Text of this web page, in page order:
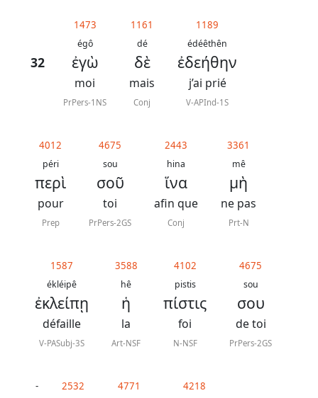
32
1473
égô
ἐγὼ
moi
PrPers-1NS
1161
dé
δὲ
mais
Conj
1189
édéêthên
ἐδεήθην
j’ai prié
V-APInd-1S
4012
péri
περὶ
pour
Prep
4675
sou
σοῦ
toi
PrPers-2GS
2443
hina
ἵνα
afin que
Conj
3361
mê
μὴ
ne pas
Prt-N
1587
ékléipê
ἐκλείπῃ
défaille
V-PASubj-3S
3588
hê
ἡ
la
Art-NSF
4102
pistis
πίστις
foi
N-NSF
4675
sou
σου
de toi
PrPers-2GS
- 2532 4771 4218
Abréviations
grammaticales
chapitre
Lire ce
Bible
Traduction
révisée